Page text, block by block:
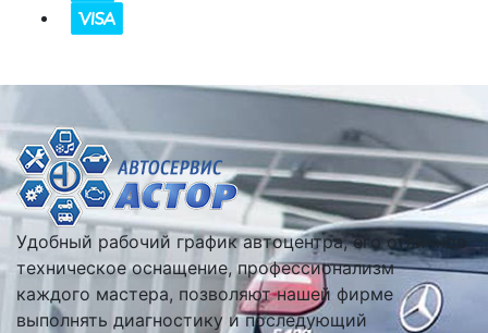
Удобный рабочий график автоцентра, его отличное
техническое оснащение, профессионализм
каждого мастера, позволяют нашей фирме
выполнять диагностику и последующий